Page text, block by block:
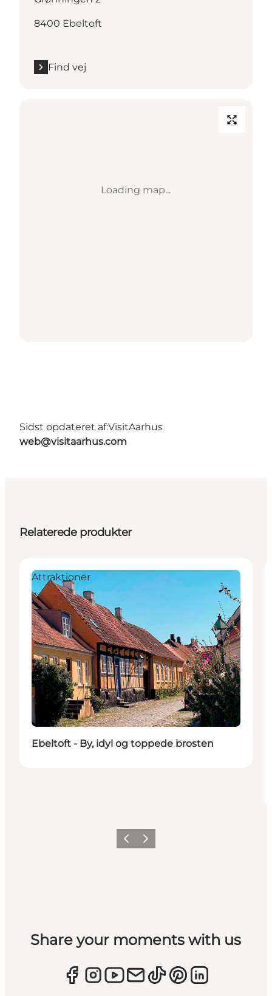
8400 Ebeltoft
Find vej
Loading map...
Sidst opdateret af:VisitAarhus
web@visitaarhus.com
Relaterede produkter
Attraktioner
Ebeltoft - By, idyl og toppede brosten
ForrigeNæste
Share your moments with us